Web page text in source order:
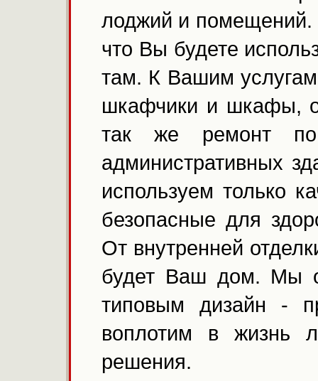
лоджий и
что Вы будете
там. К Вашим
шкафчики и шкафы,
так же ремонт
административных
используем только
безопасные для
От внутренней
будет Ваш дом. Мы
типовым дизайн -
воплотим в жизнь
решения.